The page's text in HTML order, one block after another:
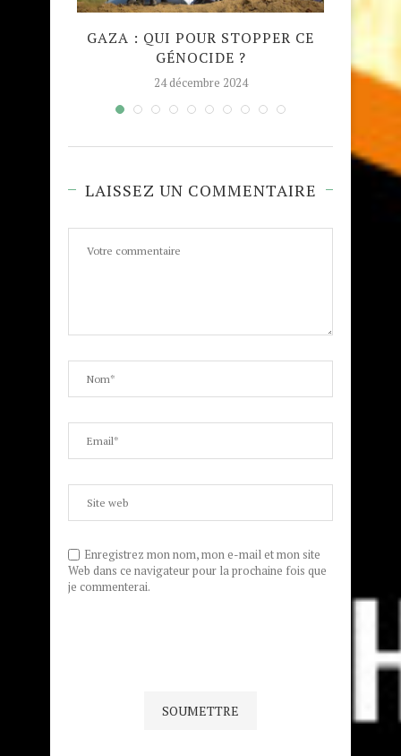
GAZA : QUI POUR STOPPER CE
GÉNOCIDE ?
24 décembre 2024
LAISSEZ UN COMMENTAIRE
Enregistrez mon nom, mon e-mail et mon site
Web dans ce navigateur pour la prochaine fois que
je commenterai.